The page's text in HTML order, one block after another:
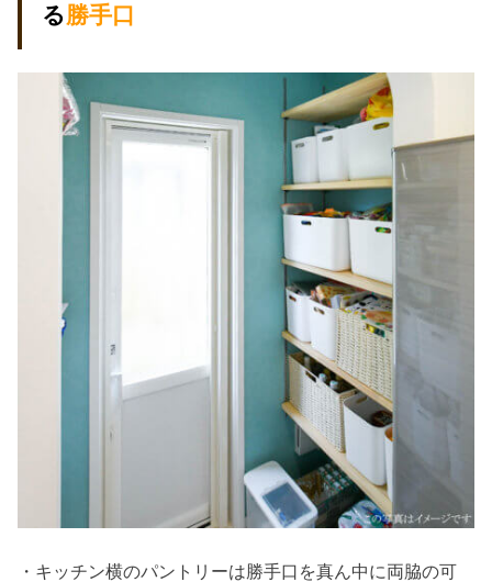
る 勝手口
・キッチン横のパントリーは勝手口を真ん中に両脇の可